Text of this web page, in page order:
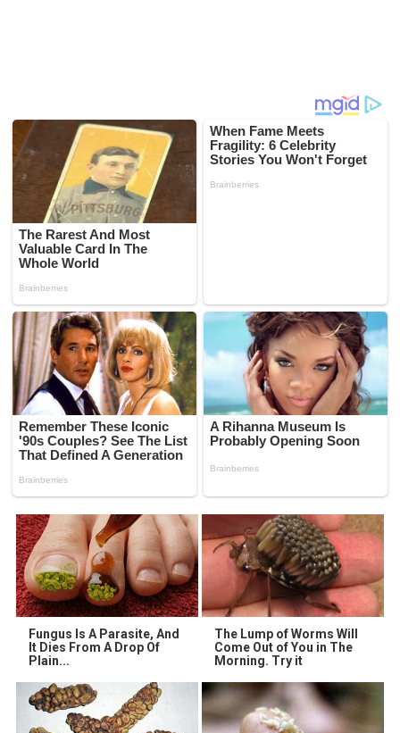
Fungus Is A Parasite, And
It Dies From A Drop Of
Plain...
The Lump of Worms Will
Come Out of You in The
Morning. Try it